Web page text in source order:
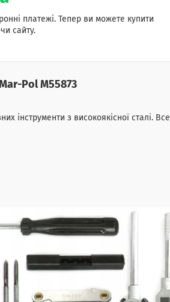
платежі. Тепер ви можете купити
сайту.
Pol M55873
інструменти з високоякісної сталі. Все